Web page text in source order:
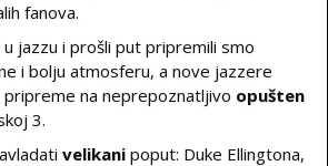
fanova.
u jazzu i prošli put pripremili smo
i bolju atmosferu, a nove jazzere
na neprepoznatljivo opušten
3.
velikani poput: Duke Ellingtona,